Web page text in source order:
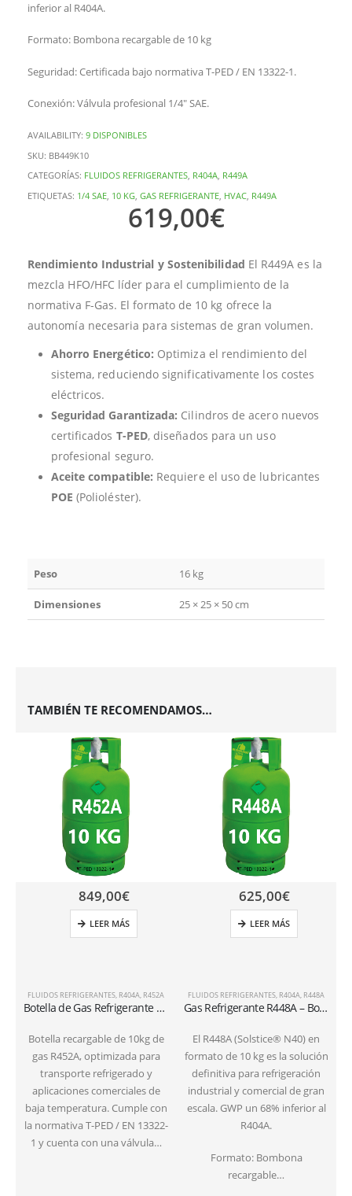
inferior al R404A.
Formato: Bombona recargable de 10 kg
Seguridad: Certificada bajo normativa T-PED / EN 13322-1.
Conexión: Válvula profesional 1/4″ SAE.
AVAILABILITY: 9 DISPONIBLES
SKU: BB449K10
CATEGORÍAS: FLUIDOS REFRIGERANTES, R404A, R449A
ETIQUETAS: 1/4 SAE, 10 KG, GAS REFRIGERANTE, HVAC, R449A
619,00€
Rendimiento Industrial y Sostenibilidad El R449A es la
mezcla HFO/HFC líder para el cumplimiento de la
normativa F-Gas. El formato de 10 kg ofrece la
autonomía necesaria para sistemas de gran volumen.
Ahorro Energético: Optimiza el rendimiento del
sistema, reduciendo significativamente los costes
eléctricos.
Seguridad Garantizada: Cilindros de acero nuevos
certificados T-PED, diseñados para un uso
profesional seguro.
Aceite compatible: Requiere el uso de lubricantes
POE (Polioléster).
Peso 16 kg
Dimensiones 25 × 25 × 50 cm
TAMBIÉN TE RECOMENDAMOS…
FLUIDOS REFRIGERANTES R404A R452A
Botella de Gas Refrigerante R452A – 10kg – (T-PED) – Válvula 1/4″ SAE
Botella recargable de 10kg de
gas R452A, optimizada para
transporte refrigerado y
aplicaciones comerciales de
baja temperatura. Cumple con
la normativa T-PED / EN 13322-
1 y cuenta con una válvula…
849,00€
LEER MÁS
FLUIDOS REFRIGERANTES R404A R448A
Gas Refrigerante R448A – Bombona Recargable 10 kg 1/4 SAE
El R448A (Solstice® N40) en
formato de 10 kg es la solución
definitiva para refrigeración
industrial y comercial de gran
escala. GWP un 68% inferior al
R404A.
Formato: Bombona
recargable…
625,00€
LEER MÁS